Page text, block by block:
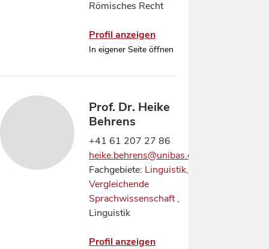
Römisches Recht
Profil anzeigen
In eigener Seite öffnen
Prof. Dr. Heike
Behrens
+41 61 207 27 86
heike.behrens@unibas.ch
Fachgebiete: Linguistik,
Vergleichende
Sprachwissenschaft,
Linguistik
Profil anzeigen